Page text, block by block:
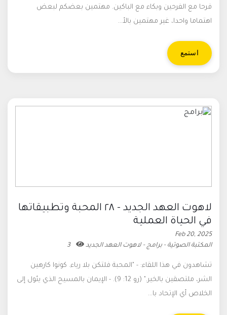
فرحا مع الفرحين وبكاء مع الباكين. مهتمين بعضكم لبعض
اهتماما واحدا، غير مهتمين بالأ...
استمع
لاهوت العهد الجديد - ٢٨ المحبة وتطبيقاتها
في الحياة العملية
Feb 20, 2025
المكتبة الصوتية - برامج - لاهوت العهد الجديد
3
تشاهدون في هذا اللقاء: - "المحبة فلتكن بلا رياء. كونوا كارهين
الشر، ملتصقين بالخير." (رو 12: 9). - الإيمان بالمسيح الذي يئول إلى
الخلاص أي الإتحاد با...